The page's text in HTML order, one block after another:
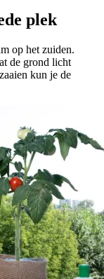
plek
op het zuiden.
de grond licht
kun je de